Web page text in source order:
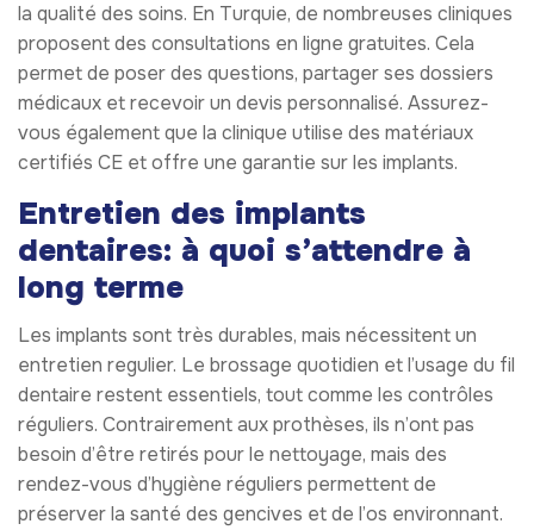
la qualité des soins. En Turquie, de nombreuses cliniques
proposent des consultations en ligne gratuites. Cela
permet de poser des questions, partager ses dossiers
médicaux et recevoir un devis personnalisé. Assurez-
vous également que la clinique utilise des matériaux
certifiés CE et offre une garantie sur les implants.
Entretien des implants
dentaires: à quoi s’attendre à
long terme
Les implants sont très durables, mais nécessitent un
entretien regulier. Le brossage quotidien et l’usage du fil
dentaire restent essentiels, tout comme les contrôles
réguliers. Contrairement aux prothèses, ils n’ont pas
besoin d’être retirés pour le nettoyage, mais des
rendez-vous d’hygiène réguliers permettent de
préserver la santé des gencives et de l’os environnant.